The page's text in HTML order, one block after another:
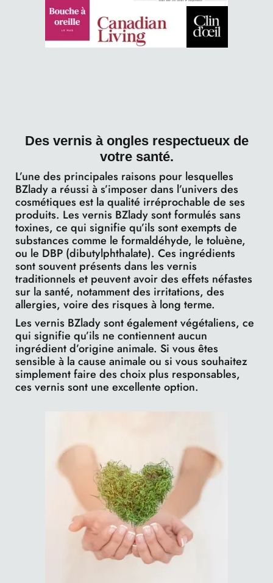
Des vernis à ongles respectueux de
votre santé.
L’une des principales raisons pour lesquelles
BZlady a réussi à s’imposer dans l’univers des
cosmétiques est la qualité irréprochable de ses
produits. Les vernis BZlady sont formulés sans
toxines, ce qui signifie qu’ils sont exempts de
substances comme le formaldéhyde, le toluène,
ou le DBP (dibutylphthalate). Ces ingrédients
sont souvent présents dans les vernis
traditionnels et peuvent avoir des effets néfastes
sur la santé, notamment des irritations, des
allergies, voire des risques à long terme.
Les vernis BZlady sont également végétaliens, ce
qui signifie qu’ils ne contiennent aucun
ingrédient d’origine animale. Si vous êtes
sensible à la cause animale ou si vous souhaitez
simplement faire des choix plus responsables,
ces vernis sont une excellente option.